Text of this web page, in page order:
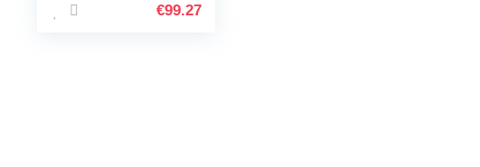
andere automatische
€99.27